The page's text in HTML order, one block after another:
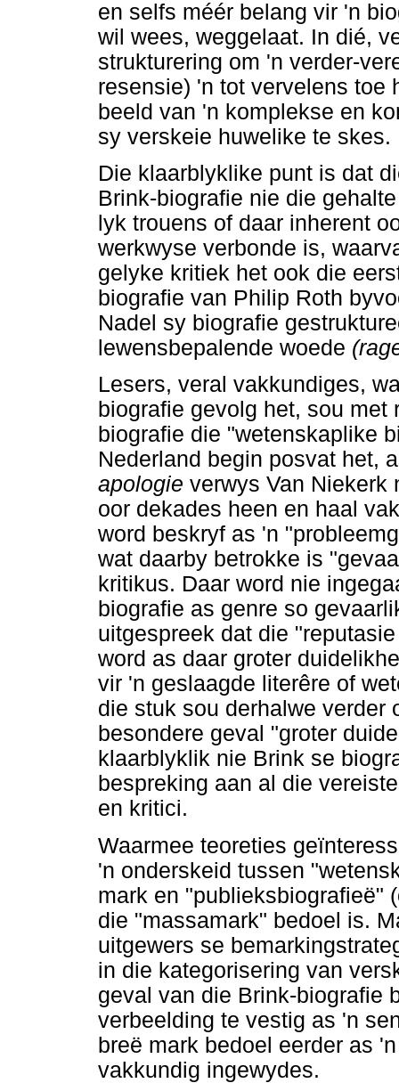
en selfs méér belang vir 'n
wil wees, weggelaat. In dié,
strukturering om 'n verder-
resensie) 'n tot vervelens toe
beeld van 'n komplekse en
sy verskeie huwelike te skes.
Die klaarblyklike punt is dat
Brink-biografie nie die
lyk trouens of daar inherent
werkwyse verbonde is,
gelyke kritiek het ook die
biografie van Philip Roth
Nadel sy biografie
lewensbepalende woede
Lesers, veral vakkundiges,
biografie gevolg het, sou met
biografie die "wetenskaplike
Nederland begin posvat het,
apologie verwys Van Niekerk
oor dekades heen en haal
word beskryf as 'n
wat daarby betrokke is
kritikus. Daar word nie
biografie as genre so
uitgespreek dat die
word as daar groter
vir 'n geslaagde literêre of
die stuk sou derhalwe verder
besondere geval "groter
klaarblyklik nie Brink se
bespreking aan al die
en kritici.
Waarmee teoreties
'n onderskeid tussen
mark en "publieksbiografieë"
die "massamark" bedoel is.
uitgewers se
in die kategorisering van
geval van die Brink-biografie
verbeelding te vestig as 'n
breë mark bedoel eerder as
vakkundig ingewydes.